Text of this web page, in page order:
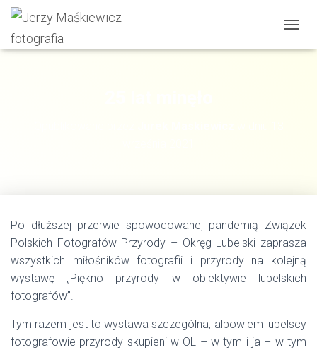
R
G
C
Po dłuższej przerwie spowodowanej pandemią Związek
Polskich Fotografów Przyrody – Okręg Lubelski zaprasza
wszystkich miłośników fotografii i przyrody na kolejną
wystawę „Piękno przyrody w obiektywie lubelskich
fotografów”.
Tym razem jest to wystawa szczególna, albowiem lubelscy
fotografowie przyrody skupieni w OL – w tym i ja – w tym